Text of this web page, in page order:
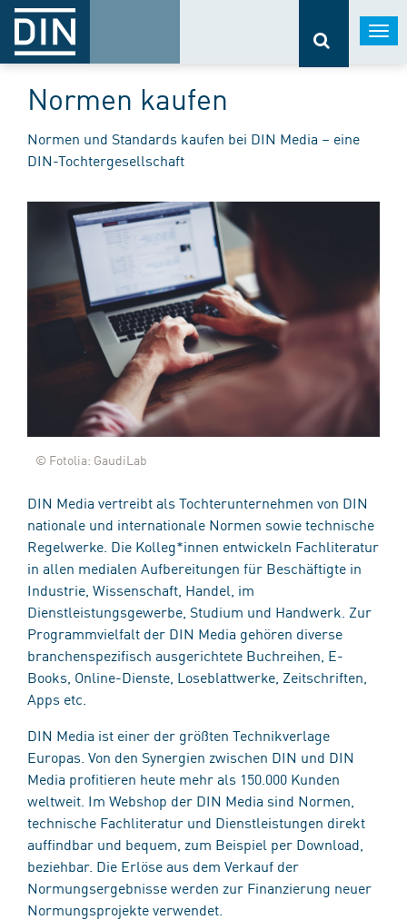
Normen kaufen
Normen und Standards kaufen bei DIN Media – eine
DIN-Tochtergesellschaft
© Fotolia: GaudiLab
DIN Media vertreibt als Tochterunternehmen von DIN
nationale und internationale Normen sowie technische
Regelwerke. Die Kolleg*innen entwickeln Fachliteratur
in allen medialen Aufbereitungen für Beschäftigte in
Industrie, Wissenschaft, Handel, im
Dienstleistungsgewerbe, Studium und Handwerk. Zur
Programmvielfalt der DIN Media gehören diverse
branchenspezifisch ausgerichtete Buchreihen, E-
Books, Online-Dienste, Loseblattwerke, Zeitschriften,
Apps etc.
DIN Media ist einer der größten Technikverlage
Europas. Von den Synergien zwischen DIN und DIN
Media profitieren heute mehr als 150.000 Kunden
weltweit. Im Webshop der DIN Media sind Normen,
technische Fachliteratur und Dienstleistungen direkt
auffindbar und bequem, zum Beispiel per Download,
beziehbar. Die Erlöse aus dem Verkauf der
Normungsergebnisse werden zur Finanzierung neuer
Normungsprojekte verwendet.